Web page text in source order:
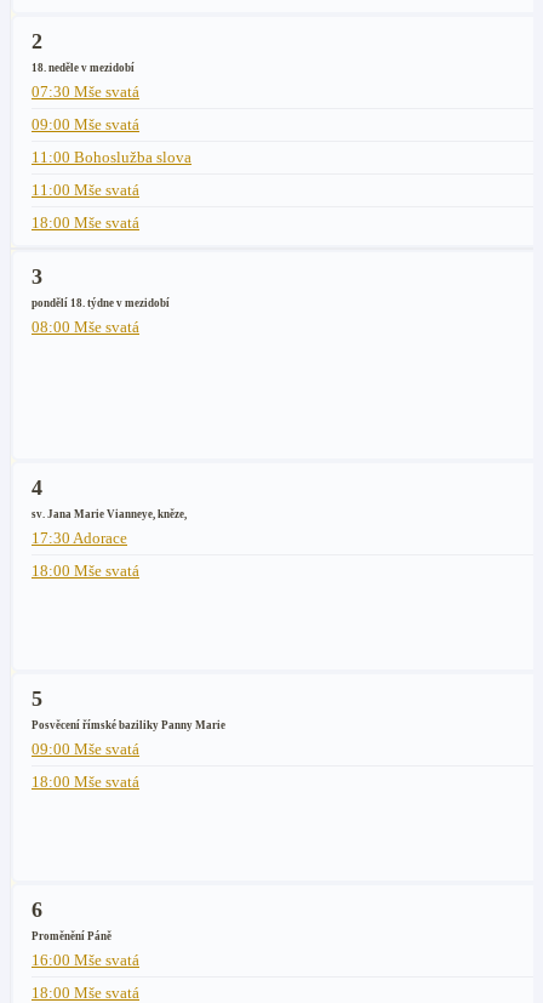
2
18. neděle v mezidobí
07:30 Mše svatá
09:00 Mše svatá
11:00 Bohoslužba slova
11:00 Mše svatá
18:00 Mše svatá
3
pondělí 18. týdne v mezidobí
08:00 Mše svatá
4
sv. Jana Marie Vianneye, kněze,
17:30 Adorace
18:00 Mše svatá
5
Posvěcení římské baziliky Panny Marie
09:00 Mše svatá
18:00 Mše svatá
6
Proměnění Páně
16:00 Mše svatá
18:00 Mše svatá